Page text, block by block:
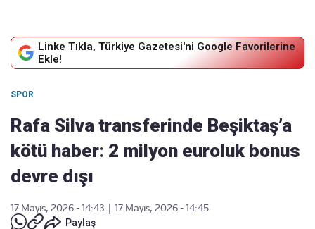
Linke Tıkla, Türkiye Gazetesi'ni Google Favorilerine
Ekle!
SPOR
Rafa Silva transferinde Beşiktaş’a
kötü haber: 2 milyon euroluk bonus
devre dışı
17 Mayıs, 2026 - 14:43
17 Mayıs, 2026 - 14:45
Paylaş